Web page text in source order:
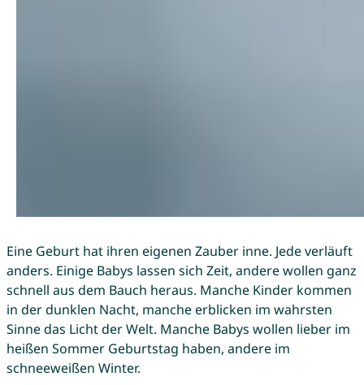
Eine Geburt hat ihren eigenen Zauber inne. Jede verläuft
anders. Einige Babys lassen sich Zeit, andere wollen ganz
schnell aus dem Bauch heraus. Manche Kinder kommen
in der dunklen Nacht, manche erblicken im wahrsten
Sinne das Licht der Welt. Manche Babys wollen lieber im
heißen Sommer Geburtstag haben, andere im
schneeweißen Winter.